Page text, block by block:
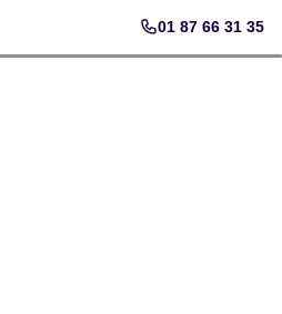
01 87 66 31 35